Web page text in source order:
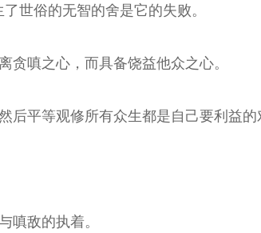
世俗的无智的舍是它的失败。
嗔之心，而具备饶益他众之心。
后平等观修所有众生都是自己要利益的
嗔敌的执着。